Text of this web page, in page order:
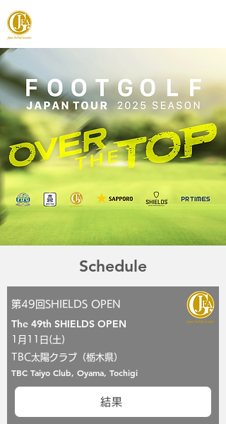
Schedule
第49回SHIELDS OPEN
The 49th SHIELDS OPEN
1月11日(土)
TBC太陽クラブ（栃木県）
TBC Taiyo Club, Oyama, Tochigi
結果